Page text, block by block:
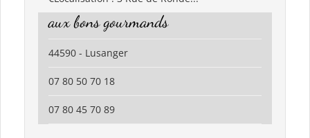
aux bons gourmands
44590 - Lusanger
07 80 50 70 18
07 80 45 70 89